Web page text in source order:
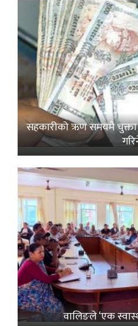
सहकारीको ऋण समयमै चुक्ता
वालिङले ‘एक